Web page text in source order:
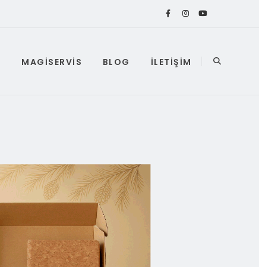
MAGISERVIS BLOG İLETIŞIM